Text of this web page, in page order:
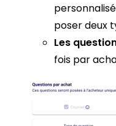
poser deux
Les
fois par